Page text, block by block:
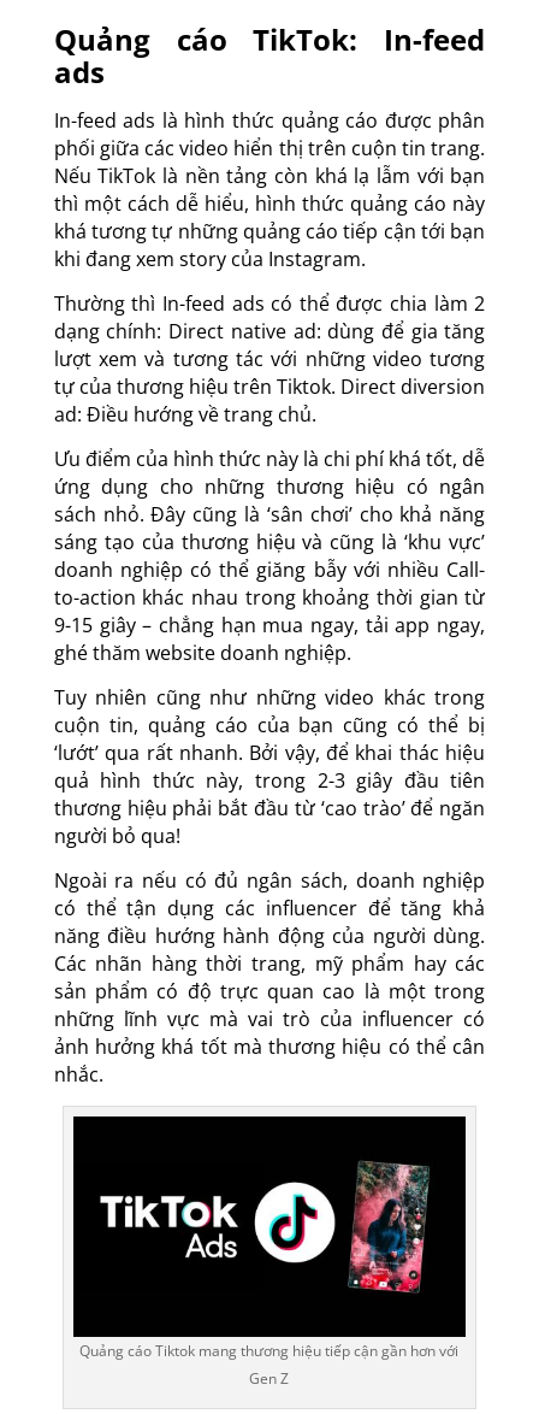
Quảng cáo TikTok: In-feed
ads
In-feed ads là hình thức quảng cáo được phân
phối giữa các video hiển thị trên cuộn tin trang.
Nếu TikTok là nền tảng còn khá lạ lẫm với bạn
thì một cách dễ hiểu, hình thức quảng cáo này
khá tương tự những quảng cáo tiếp cận tới bạn
khi đang xem story của Instagram.
Thường thì In-feed ads có thể được chia làm 2
dạng chính: Direct native ad: dùng để gia tăng
lượt xem và tương tác với những video tương
tự của thương hiệu trên Tiktok. Direct diversion
ad: Điều hướng về trang chủ.
Ưu điểm của hình thức này là chi phí khá tốt, dễ
ứng dụng cho những thương hiệu có ngân
sách nhỏ. Đây cũng là ‘sân chơi’ cho khả năng
sáng tạo của thương hiệu và cũng là ‘khu vực’
doanh nghiệp có thể giăng bẫy với nhiều Call-
to-action khác nhau trong khoảng thời gian từ
9-15 giây – chẳng hạn mua ngay, tải app ngay,
ghé thăm website doanh nghiệp.
Tuy nhiên cũng như những video khác trong
cuộn tin, quảng cáo của bạn cũng có thể bị
‘lướt’ qua rất nhanh. Bởi vậy, để khai thác hiệu
quả hình thức này, trong 2-3 giây đầu tiên
thương hiệu phải bắt đầu từ ‘cao trào’ để ngăn
người bỏ qua!
Ngoài ra nếu có đủ ngân sách, doanh nghiệp
có thể tận dụng các influencer để tăng khả
năng điều hướng hành động của người dùng.
Các nhãn hàng thời trang, mỹ phẩm hay các
sản phẩm có độ trực quan cao là một trong
những lĩnh vực mà vai trò của influencer có
ảnh hưởng khá tốt mà thương hiệu có thể cân
nhắc.
Quảng cáo Tiktok mang thương hiệu tiếp cận gần hơn với
Gen Z